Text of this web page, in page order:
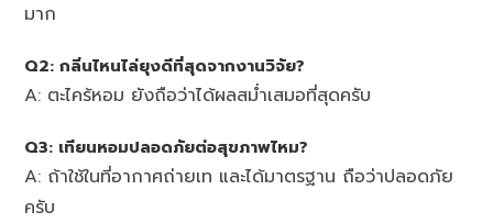
มาก
Q2: กลิ่นไหนไล่ยุงดีที่สุดจากงานวิจัย?
A: ตะไคร้หอม ยังถือว่าได้ผลสม่ำเสมอที่สุดครับ
Q3: เทียนหอมปลอดภัยต่อสุขภาพไหม?
A: ถ้าใช้ในที่อากาศถ่ายเท และได้มาตรฐาน ถือว่าปลอดภัย
ครับ